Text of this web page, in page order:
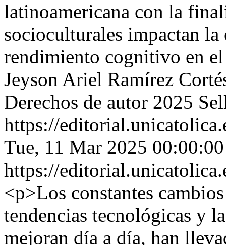
latinoamericana con la
socioculturales impactan
rendimiento cognitivo en
Jeyson Ariel Ramírez
Derechos de autor 2025
https://
Tue, 11 Mar 2025
https://
<p>Los constantes
tendencias tecnológicas y
mejoran día a día, han